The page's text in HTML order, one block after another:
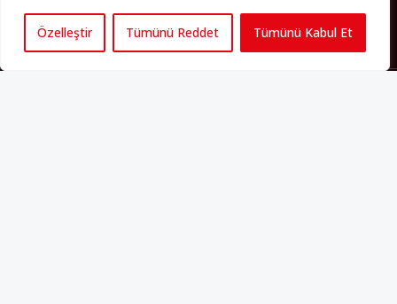
Özelleştir Tümünü Reddet Tümünü Kabul Et